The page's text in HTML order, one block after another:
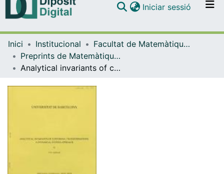
Navega per tot el DD
Com publicar
Iniciar sessió (current)
Inici Institucional
Facultat de Matemàtiques i Informàtica
Preprints de Matemàtiques - Mathematics Preprint Series
Analytical invariants of conformal transformations : a dynamical system approach